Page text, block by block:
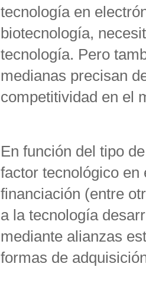
tecnología en
biotecnología,
tecnología. Pero
medianas precisan
competitividad en el
En función del tipo
factor tecnológico en
financiación (entre
a la tecnología
mediante alianzas
formas de